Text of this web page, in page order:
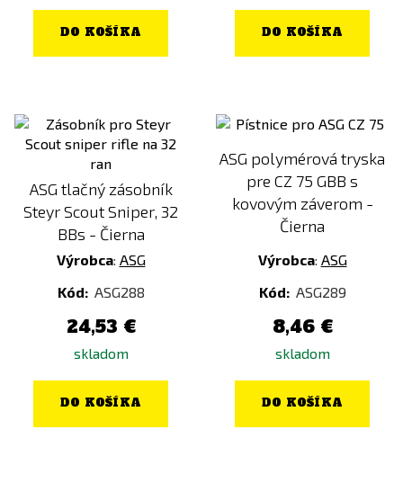
DO KOŠÍKA DO KOŠÍKA
ASG tlačný zásobník
Steyr Scout Sniper, 32
BBs - Čierna
Výrobca: ASG
Kód: ASG288
24,53 €
skladom
DO KOŠÍKA
ASG polymérová tryska
pre CZ 75 GBB s
kovovým záverom -
Čierna
Výrobca: ASG
Kód: ASG289
8,46 €
skladom
DO KOŠÍKA